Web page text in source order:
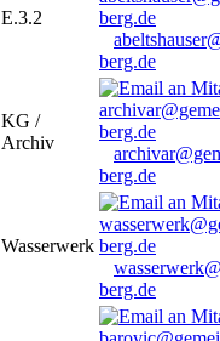
E.3.2
berg.de
KG /
Archiv
berg.de
Wasserwerk
berg.de